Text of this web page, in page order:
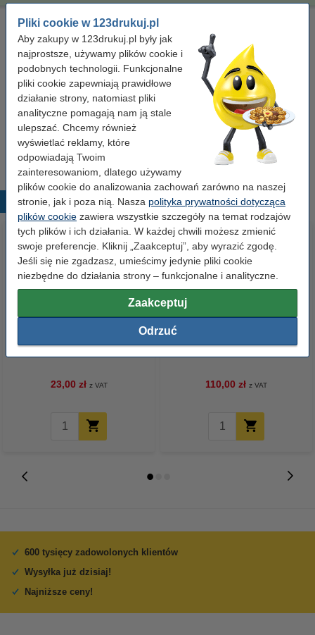
Pliki cookie w 123drukuj.pl
Aby zakupy w 123drukuj.pl były jak
najprostsze, używamy plików cookie i
podobnych technologii. Funkcjonalne
pliki cookie zapewniają prawidłowe
działanie strony, natomiast pliki
analityczne pomagają nam ją stale
ulepszać. Chcemy również
wyświetlać reklamy, które
odpowiadają Twoim
zainteresowaniom, dlatego używamy
plików cookie do analizowania zachowań zarówno na naszej
stronie, jak i poza nią. Nasza polityka prywatności dotycząca
plików cookie zawiera wszystkie szczegóły na temat rodzajów
tych plików i ich działania. W każdej chwili możesz zmienić
swoje preferencje. Kliknij „Zaakceptuj”, aby wyrazić zgodę.
Jeśli się nie zgadzasz, umieścimy jedynie pliki cookie
niezbędne do działania strony – funkcjonalne i analityczne.
Zaakceptuj
Odrzuć
Ściereczka do czyszczenia drukarki laserowej
ściereczka do czyszczenia 43 x 32 cm
żółty
999058
Kliknij i sprawdź całą specyfikacje
Dostępny
Zamów na poniedziałek
7,50 zł Zamawiam
Popularne produkty
23,00 zł z VAT
Papier ksero A4 80 g/m2 (2500
110,00 zł z VAT
600 tysięcy zadowolonych klientów
Wysyłka już dzisiaj!
Najniższe ceny!